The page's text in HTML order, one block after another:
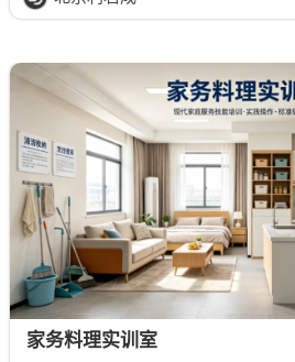
家务料理实训室